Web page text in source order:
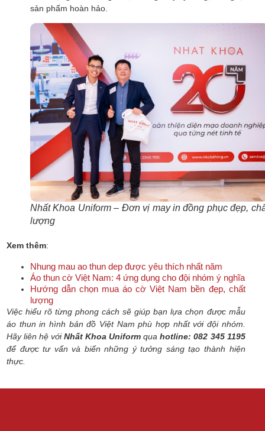
sản phẩm hoàn hảo.
Nhất Khoa Uniform – Đơn vị may in đồng phục đẹp,
lượng
Xem thêm:
Nhung mau ao thun dep được yêu thích nhất năm
Áo thun cờ Việt Nam: 4 ứng dụng cho đội nhóm ý nghĩa
Hướng dẫn chọn mua áo cờ Việt Nam bền đẹp, chất
lượng
Việc hiểu rõ từng phong cách sẽ giúp bạn lựa chọn được mẫu
áo thun in hình bản đồ Việt Nam phù hợp nhất với đội nhóm.
Hãy liên hệ vớiNhất Khoa Uniform quahotline: 082 345 1195
để được tư vấn và biến những ý tưởng sáng tạo thành hiện
thực.